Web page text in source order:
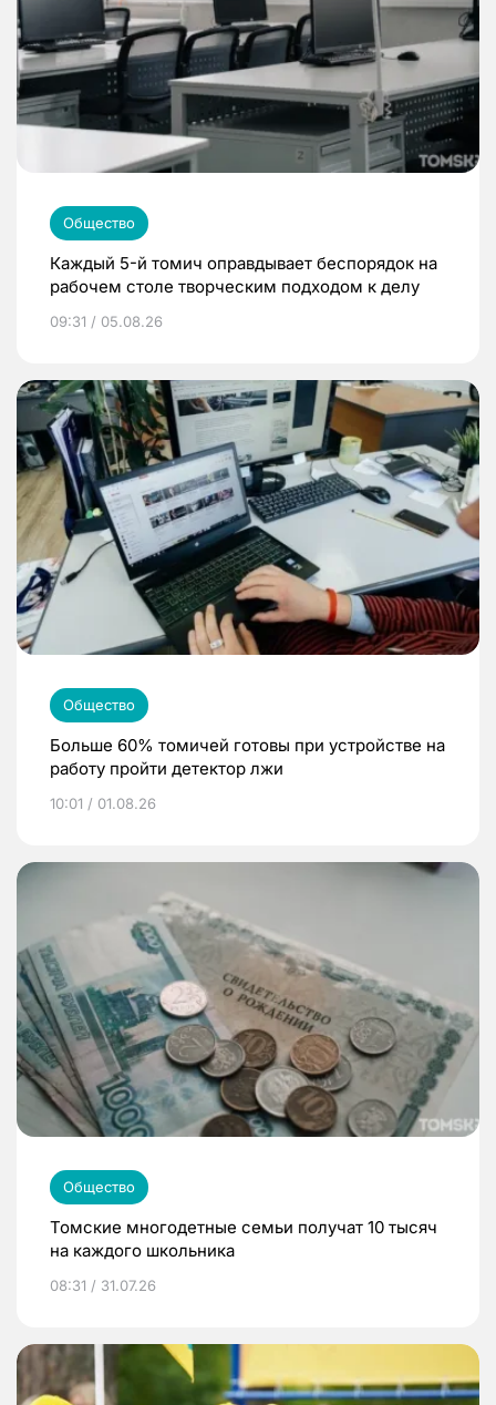
Общество
Каждый 5-й томич оправдывает беспорядок на
рабочем столе творческим подходом к делу
09:31 / 05.08.26
Общество
Больше 60% томичей готовы при устройстве на
работу пройти детектор лжи
10:01 / 01.08.26
Общество
Томские многодетные семьи получат 10 тысяч
на каждого школьника
08:31 / 31.07.26